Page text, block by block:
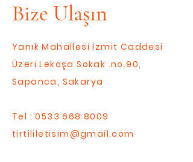
Bize Ulaşın
Yanık Mahallesi İzmit Caddesi
Üzeri Lekoşa Sokak .no.90,
Sapanca, Sakarya
Tel :0533 668 8009
tirtililetisim@gmail.com